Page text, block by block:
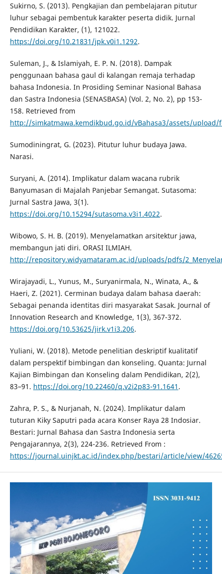
Sukirno, S. (2013). Pengkajian dan pembelajaran pitutur
luhur sebagai pembentuk karakter peserta didik. Jurnal
Pendidikan Karakter, (1), 121022.
https://doi.org/10.21831/jpk.v0i1.1292.
Suleman, J., & Islamiyah, E. P. N. (2018). Dampak
penggunaan bahasa gaul di kalangan remaja terhadap
bahasa Indonesia. In Prosiding Seminar Nasional Bahasa
dan Sastra Indonesia (SENASBASA) (Vol. 2, No. 2), pp 153-
158. Retrieved from
http://simkatmawa.kemdikbud.go.id/vBahasa3/assets/upload/
Sumodiningrat, G. (2023). Pitutur luhur budaya Jawa.
Narasi.
Suryani, A. (2014). Implikatur dalam wacana rubrik
Banyumasan di Majalah Panjebar Semangat. Sutasoma:
Jurnal Sastra Jawa, 3(1).
https://doi.org/10.15294/sutasoma.v3i1.4022.
Wibowo, S. H. B. (2019). Menyelamatkan arsitektur jawa,
membangun jati diri. ORASI ILMIAH.
http://repository.widyamataram.ac.id/uploads/pdfs/
Wirajayadi, L., Yunus, M., Suryanirmala, N., Winata, A., &
Haeri, Z. (2021). Cerminan budaya dalam bahasa daerah:
Sebagai penanda identitas diri masyarakat Sasak. Journal of
Innovation Research and Knowledge, 1(3), 367-372.
https://doi.org/10.53625/jirk.v1i3.206.
Yuliani, W. (2018). Metode penelitian deskriptif kualitatif
dalam perspektif bimbingan dan konseling. Quanta: Jurnal
Kajian Bimbingan dan Konseling dalam Pendidikan, 2(2),
83–91. https://doi.org/10.22460/q.v2i2p83-91.1641 .
Zahra, P. S., & Nurjanah, N. (2024). Implikatur dalam
tuturan Kiky Saputri pada acara Konser Raya 28 Indosiar.
Bestari: Jurnal Bahasa dan Sastra Indonesia serta
Pengajarannya, 2(3), 224-236. Retrieved From :
https://journal.uinjkt.ac.id/index.php/bestari/article/view/